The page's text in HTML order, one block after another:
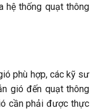
hệ thống quạt thông
phù hợp, các kỹ sư
gió đến quạt thông
cần phải được thực